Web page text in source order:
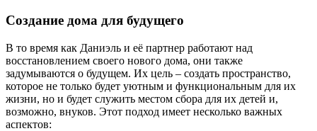
Создание дома для будущего
В то время как Даниэль и её партнер работают над
восстановлением своего нового дома, они также
задумываются о будущем. Их цель – создать пространство,
которое не только будет уютным и функциональным для их
жизни, но и будет служить местом сбора для их детей и,
возможно, внуков. Этот подход имеет несколько важных
аспектов: